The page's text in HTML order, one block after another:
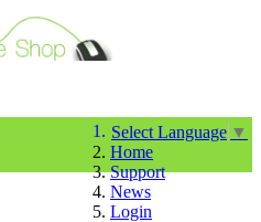
Select Language ▼
Home
Support
News
Login